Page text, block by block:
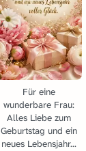
Für eine
wunderbare Frau:
Alles Liebe zum
Geburtstag und ein
neues Lebensjahr...